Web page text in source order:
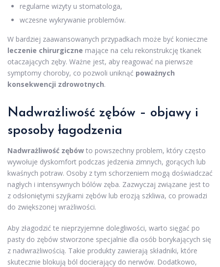
regularne wizyty u stomatologa,
wczesne wykrywanie problemów.
W bardziej zaawansowanych przypadkach może być konieczne
leczenie chirurgiczne mające na celu rekonstrukcję tkanek
otaczających zęby. Ważne jest, aby reagować na pierwsze
symptomy choroby, co pozwoli uniknąć poważnych
konsekwencji zdrowotnych.
Nadwrażliwość zębów – objawy i
sposoby łagodzenia
Nadwrażliwość zębów to powszechny problem, który często
wywołuje dyskomfort podczas jedzenia zimnych, gorących lub
kwaśnych potraw. Osoby z tym schorzeniem mogą doświadczać
nagłych i intensywnych bólów zęba. Zazwyczaj związane jest to
z odsłoniętymi szyjkami zębów lub erozją szkliwa, co prowadzi
do zwiększonej wrażliwości.
Aby złagodzić te nieprzyjemne dolegliwości, warto sięgać po
pasty do zębów stworzone specjalnie dla osób borykających się
z nadwrażliwością. Takie produkty zawierają składniki, które
skutecznie blokują ból docierający do nerwów. Dodatkowo,